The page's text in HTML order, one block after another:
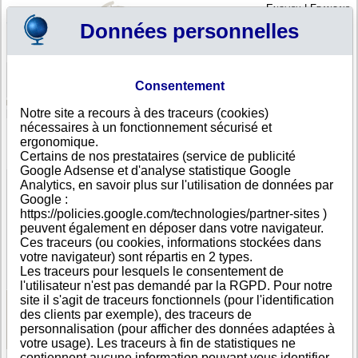
English|Français
Votre panier est vide
Bosnie Herzégovine >Toutes villes >GRUDE
B.B.F. d.o.o., GRUDE
FICHE ENTREPRISE
Dénomination B.B.F. d.o.o.
Adresse
Sovici, Bobanova Draga br. 625
Ville
GRUDE- 88340
Pays
Bosnie Herzégovine
Type
d'adresse
Adresse unique
DUNS®
Number
36-------
Voir les informations disponibles
Données personnelles
Consentement
Notre site a recours à des traceurs (cookies)
nécessaires à un fonctionnement sécurisé et
ergonomique.
Certains de nos prestataires (service de publicité
Google Adsense et d'analyse statistique Google
Analytics, en savoir plus sur l'utilisation de données par
Google :
https://policies.google.com/technologies/partner-sites )
peuvent également en déposer dans votre navigateur.
Ces traceurs (ou cookies, informations stockées dans
votre navigateur) sont répartis en 2 types.
Les traceurs pour lesquels le consentement de
l'utilisateur n'est pas demandé par la RGPD. Pour notre
site il s'agit de traceurs fonctionnels (pour l'identification
des clients par exemple), des traceurs de
personnalisation (pour afficher des données adaptées à
votre usage). Les traceurs à fin de statistiques ne